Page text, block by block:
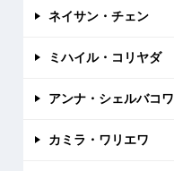
ネイサン・チェン
ミハイル・コリヤダ
アンナ・シェルバコワ
カミラ・ワリエワ